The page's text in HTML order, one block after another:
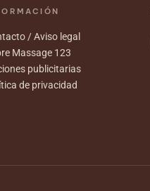
/ Aviso legal
Massage 123
publicitarias
de privacidad